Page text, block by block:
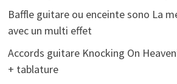
Baffle guitare ou enceinte sono La
avec un multi effet
Accords guitare Knocking On
+ tablature